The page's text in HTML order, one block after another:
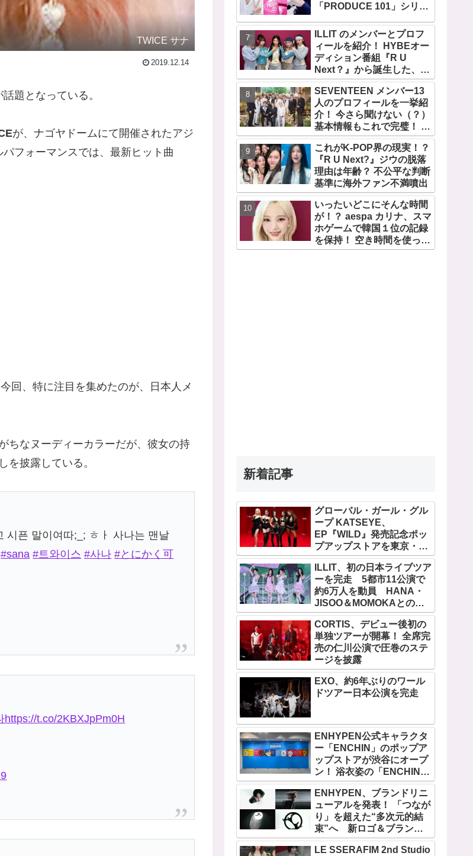
TWICE サナ
2019.12.14
題となっている。
が、ナゴヤドームにて開催されたアジ
フォーマンスでは、最新ヒット曲
回、特に注目を集めたのが、日本人メ
ちなヌーディーカラーだが、彼女の持
を披露している。
시픈 말이여따;_; ㅎㅏ 사나는 맨날
#sana #트와이스 #사나 #とにかく可
https://t.co/2KBXJpPm0H
「PRODUCE 101」シリー
せられた練習生12人の氏名
が公表
ILLIT のメンバーとプロフ
ィールを紹介！ HYBEオー
ディション番組『R U
Next？』から誕生した、日
本人のイロハとモカを含む
5人組ガールズグループ！
デビュー曲「Magnetic」が
いきなりの大ヒット
SEVENTEEN メンバー13
人のプロフィールを一挙紹
介！ 今さら聞けない（？）
基本情報もこれで完璧！ 代
表曲から最新曲、爆笑コン
テンツ『GOING
SEVENTEEN』まで・・
VERY NICEな魅力が満載
これがK-POP界の現実！？
『R U Next?』ジウの脱落
理由は年齢？ 不公平な判断
基準に海外ファン不満噴出
いったいどこにそんな時間
が！？ aespa カリナ、スマ
ホゲームで韓国１位の記録
を保持！ 空き時間を使って
１万回ものミニゲームをク
新着記事
グローバル・ガール・グル
ープ KATSEYE、
EP『WILD』発売記念ポッ
プアップストアを東京・原
宿で開催 限定グッズも登
場ILLIT、初の日本ライブツア
ーを完走 5都市11公演で
約6万人を動員 HANA・
JISOO＆MOMOKAとのス
ペシャルコラボも実現
CORTIS、デビュー後初の
単独ツアーが開幕！ 全席完
売の仁川公演で圧巻のステ
ージを披露
EXO、約6年ぶりのワール
ドツアー日本公演を完走
ENHYPEN公式キャラクタ
ー「ENCHIN」のポップア
ップストアが渋谷にオープ
ン！ 浴衣姿の「ENCHIN」
が登場
ENHYPEN、ブランドリニ
ューアルを発表！ 「つなが
り」を超えた“多次元的結
束”へ 新ロゴ＆ブランド
フィルム公開
LE SSERAFIM 2nd Studio